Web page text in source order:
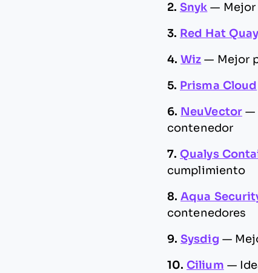
2. Snyk —
3. Red Hat Quay
4. Wiz — Mejor
5. Prisma Cloud
6. NeuVector —
contenedor
7. Qualys
cumplimiento
8. Aqua
contenedores
9. Sysdig —
10. Cilium —